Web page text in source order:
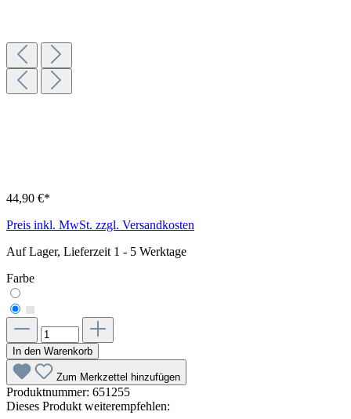
44,90 €*
Preis inkl. MwSt. zzgl. Versandkosten
Auf Lager, Lieferzeit 1 - 5 Werktage
Farbe
In den Warenkorb
Zum Merkzettel hinzufügen
Produktnummer: 651255
Dieses Produkt weiterempfehlen: